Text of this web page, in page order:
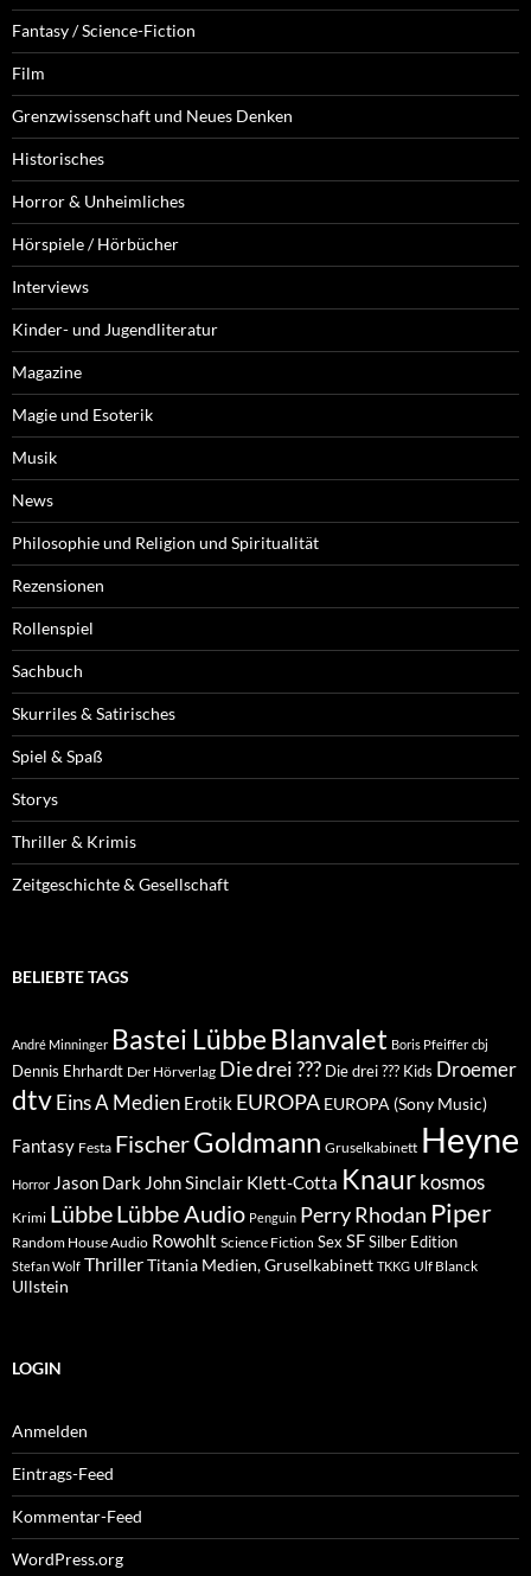
Fantasy / Science-Fiction
Film
Grenzwissenschaft und Neues Denken
Historisches
Horror & Unheimliches
Hörspiele / Hörbücher
Interviews
Kinder- und Jugendliteratur
Magazine
Magie und Esoterik
Musik
News
Philosophie und Religion und Spiritualität
Rezensionen
Rollenspiel
Sachbuch
Skurriles & Satirisches
Spiel & Spaß
Storys
Thriller & Krimis
Zeitgeschichte & Gesellschaft
BELIEBTE TAGS
André Minninger Bastei Lübbe Blanvalet Boris Pfeiffer cbj
Dennis Ehrhardt Der Hörverlag Die drei ??? Die drei ??? Kids Droemer
dtvEins A Medien Erotik EUROPA EUROPA (Sony Music)
Fantasy Festa FischerGoldmann Gruselkabinett Heyne
Horror Jason Dark John Sinclair Klett-Cotta Knaur kosmos
Krimi LübbeLübbe Audio Penguin Perry Rhodan Piper
Random House Audio Rowohlt Science Fiction Sex SFSilber Edition
Stefan Wolf ThrillerTitania Medien, Gruselkabinett TKKG Ulf Blanck
Ullstein
LOGIN
Anmelden
Eintrags-Feed
Kommentar-Feed
WordPress.org